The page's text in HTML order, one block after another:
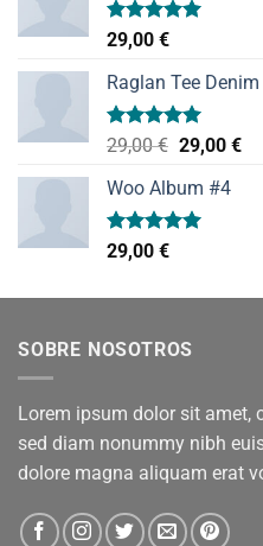
Valorado
con
de 5
29,00 €
Raglan Tee
Valorado
de 5
29,00€ El
original
era:
29,00 €El
Woo Album #4
Valorado
con
29,00 €
SOBRE NOSOTROS
Lorem ipsum dolor sit amet,
sed diam nonummy nibh
dolore magna aliquam erat